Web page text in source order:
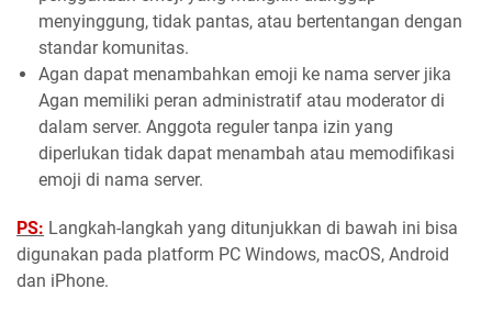
menyinggung, tidak pantas, atau bertentangan dengan
standar komunitas.
Agan dapat menambahkan emoji ke nama server jika
Agan memiliki peran administratif atau moderator di
dalam server. Anggota reguler tanpa izin yang
diperlukan tidak dapat menambah atau memodifikasi
emoji di nama server.
PS: Langkah-langkah yang ditunjukkan di bawah ini bisa
digunakan pada platform PC Windows, macOS, Android
dan iPhone.